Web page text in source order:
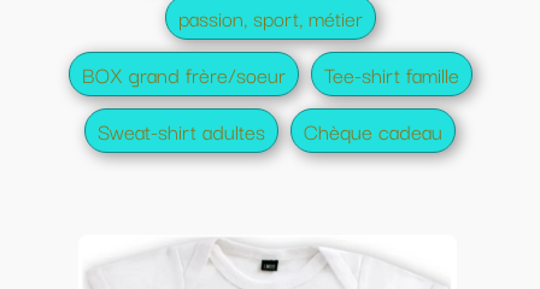
passion, sport, métier
BOX grand frère/soeur
Tee-shirt famille
Sweat-shirt adultes
Chèque cadeau